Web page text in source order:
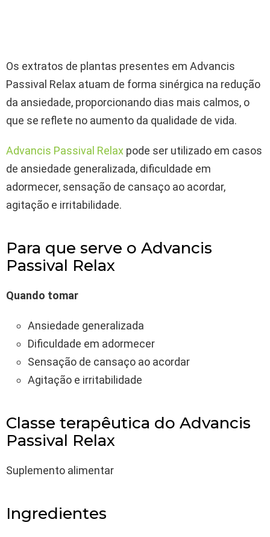
Os extratos de plantas presentes em Advancis
Passival Relax atuam de forma sinérgica na redução
da ansiedade, proporcionando dias mais calmos, o
que se reflete no aumento da qualidade de vida.
Advancis Passival Relax pode ser utilizado em casos
de ansiedade generalizada, dificuldade em
adormecer, sensação de cansaço ao acordar,
agitação e irritabilidade.
Para que serve o Advancis
Passival Relax
Quando tomar
Ansiedade generalizada
Dificuldade em adormecer
Sensação de cansaço ao acordar
Agitação e irritabilidade
Classe terapêutica do Advancis
Passival Relax
Suplemento alimentar
Ingredientes